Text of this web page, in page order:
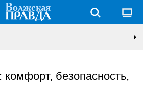
комфорт, безопасность,